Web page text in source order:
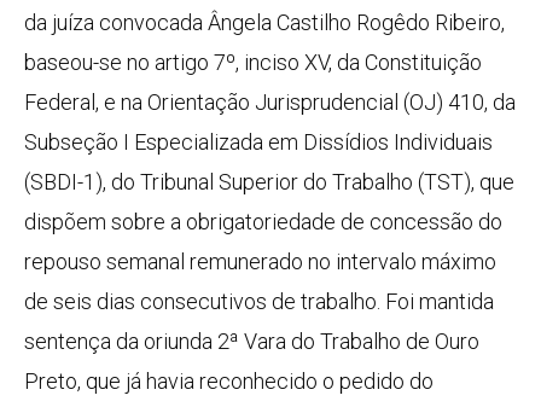
da juíza convocada Ângela Castilho Rogêdo Ribeiro,
baseou-se no artigo 7º, inciso XV, da Constituição
Federal, e na Orientação Jurisprudencial (OJ) 410, da
Subseção I Especializada em Dissídios Individuais
(SBDI-1), do Tribunal Superior do Trabalho (TST), que
dispõem sobre a obrigatoriedade de concessão do
repouso semanal remunerado no intervalo máximo
de seis dias consecutivos de trabalho. Foi mantida
sentença da oriunda 2ª Vara do Trabalho de Ouro
Preto, que já havia reconhecido o pedido do